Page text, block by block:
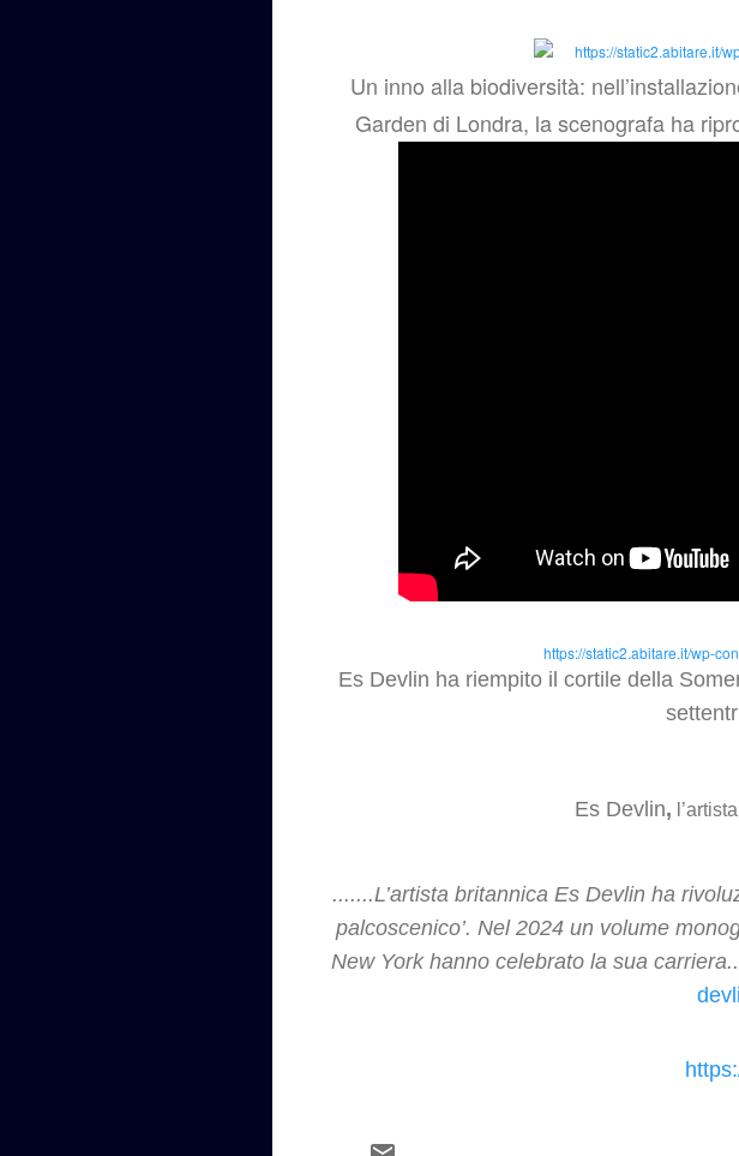
https://static2.abitare.it/
Un inno alla biodiversità:
Garden di Londra, la scenografa ha
https://static2.abitare.it/wp-
Es Devlin ha riempito il cortile della
Es Devlin,
.......L’artista britannica Es Devlin ha
palcoscenico’. Nel 2024 un volume
New York hanno celebrato la sua